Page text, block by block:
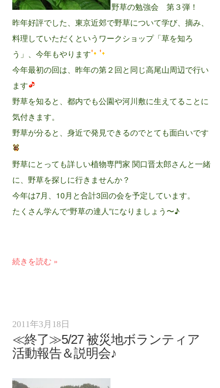
野草の勉強会 第３弾！
昨年好評でした、東京近郊で野草について学び、摘み、
料理していただくというワークショップ「草を知ろ
う」、今年もやります
今年最初の回は、昨年の第２回と同じ高尾山周辺で行い
ます
野草を知ると、都内でも公園や河川敷に生えてることに
気付きます。
野草が分ると、身近で発見できるのでとても面白いです
野草にとっても詳しい植物専門家 関口晋太郎さんと一緒
に、野草を探しに行きませんか？
今年は7月、10月と合計3回の会を予定しています。
たくさん学んで“野草の達人”になりましょう〜♪
続きを読む »
2011年3月18日
≪終了≫5/27 被災地ボランティア
活動報告＆説明会♪